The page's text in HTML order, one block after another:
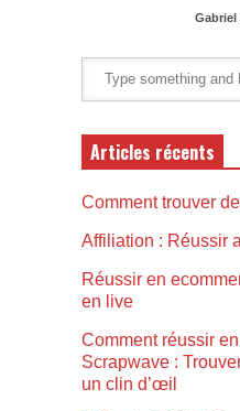
Gabriel
Articles récents
Comment trouver
Affiliation : Réussir
Réussir en
en live
Comment réussir
Scrapwave :
un clin d’œil